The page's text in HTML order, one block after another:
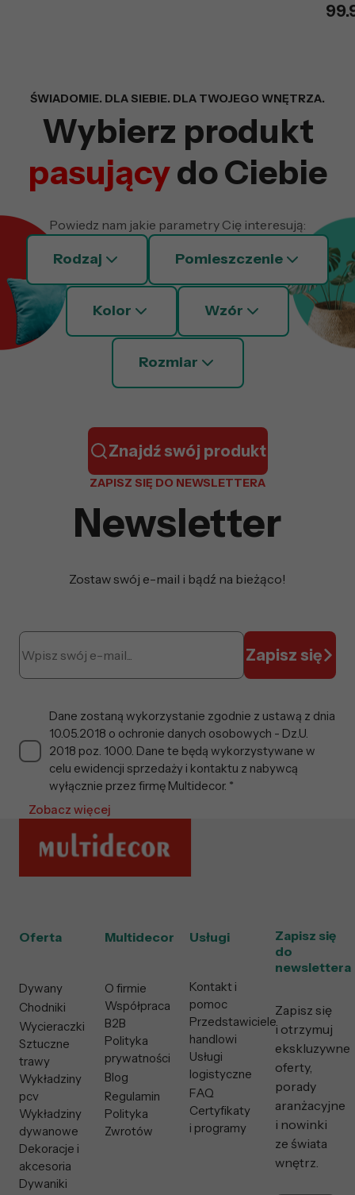
Wyszukiwarka z
ŚWIADOMIE. DLA SIEBIE. DLA TWOJEGO WNĘTRZA.
Wybierz produkt
pasującydo Ciebie
Powiedz nam jakie parametry Cię interesują:
Rodzaj Pomieszczenie
Kolor Wzór
Rozmiar
Znajdź swój produkt
ZAPISZ SIĘ DO NEWSLETTERA
Newsletter
Zostaw swój e-mail i bądź na bieżąco!
Zapisz się
Dane zostaną wykorzystanie zgodnie z ustawą z dnia
10.05.2018 o ochronie danych osobowych - Dz.U.
2018 poz. 1000. Dane te będą wykorzystywane w
celu ewidencji sprzedaży i kontaktu z nabywcą
wyłącznie przez firmę Multidecor. *
Zobacz więcej
Oferta
Dywany
Chodniki
Wycieraczki
Sztuczne
trawy
Wykładziny
pcv
Wykładziny
dywanowe
Dekoracje i
akcesoria
Dywaniki
Multidecor
O firmie
Współpraca
B2B
Polityka
prywatności
Blog
Regulamin
Polityka
Zwrotów
Usługi
Kontakt i
pomoc
Przedstawiciele
handlowi
Usługi
logistyczne
FAQ
Certyfikaty
i programy
Zapisz się
do
newslettera
Zapisz się
i otrzymuj
ekskluzywne
oferty,
porady
aranżacyjne
i nowinki
ze świata
wnętrz.